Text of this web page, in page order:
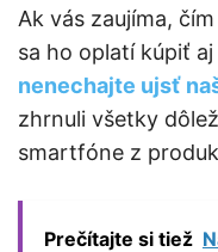
Ak vás zaujíma,
sa ho oplatí kúpiť
nenechajte ujsť
zhrnuli všetky
smartfóne z
Prečítajte si tiež